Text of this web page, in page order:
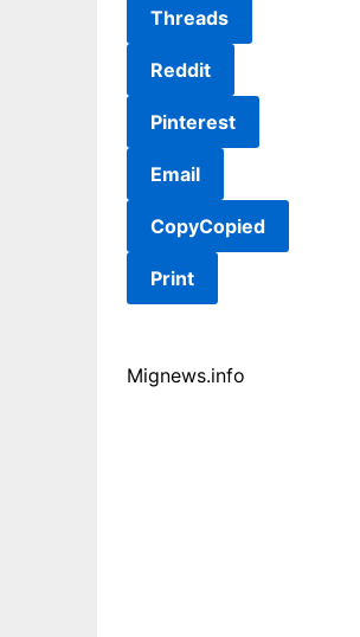
Threads
Reddit
Pinterest
Email
CopyCopied
Print
Mignews.info